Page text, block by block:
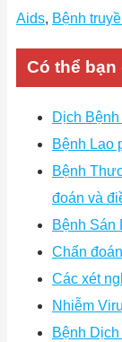
Aids, Bệnh
Có thể bạn
Dịch
Bệnh Lao
Bệnh
đoán và
Bệnh Sán
Chẩn
Các xét
Nhiễm
Bệnh Dịch